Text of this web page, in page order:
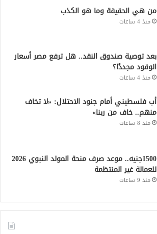
من هي الحقيقة وما هو الكذب
منذ 4 ساعات
بعد توصية صندوق النقد.. هل ترفع مصر أسعار
الوقود مجددًا؟
منذ 4 ساعات
أب فلسطيني أمام جنود الاحتلال: «لا تخاف
منهم.. خاف من ربنا»
منذ 8 ساعات
1500جنيه.. موعد صرف منحة المولد النبوي 2026
للعمالة غير المنتظمة
منذ 9 ساعات